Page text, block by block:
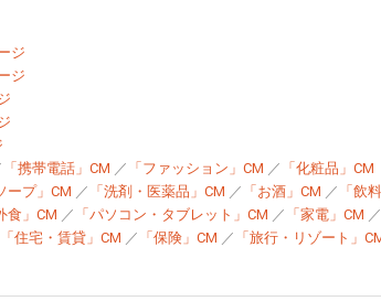
ジ
ジ
「携帯電話」CM ／ 「ファッション」CM ／ 「化粧品」CM
ープ」CM ／ 「洗剤・医薬品」CM ／ 「お酒」CM ／ 「飲
食」CM ／ 「パソコン・タブレット」CM ／ 「家電」CM ／
「住宅・賃貸」CM ／ 「保険」CM ／ 「旅行・リゾート」